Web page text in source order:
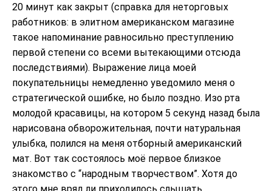
20 минут как закрыт (справка для неторговых
работников: в элитном американском магазине
такое напоминание равносильно преступлению
первой степени со всеми вытекающими отсюда
последствиями). Выражение лица моей
покупательницы немедленно уведомило меня о
стратегической ошибке, но было поздно. Изо рта
молодой красавицы, на котором 5 секунд назад была
нарисована обворожительная, почти натуральная
улыбка, полился на меня отборный американский
мат. Вот так состоялось моё первое близкое
знакомство с “народным творчеством”. Хотя до